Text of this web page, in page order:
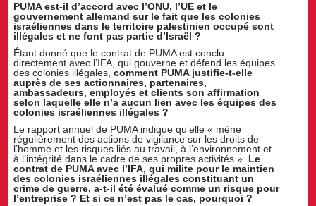
PUMA est-il d’accord avec l’ONU, l’UE et le
gouvernement allemand sur le fait que les colonies
israéliennes dans le territoire palestinien occupé sont
illégales et ne font pas partie d’Israël ?
Étant donné que le contrat de PUMA est conclu
directement avec l’IFA, qui gouverne et défend les équipes
des colonies illégales,comment PUMA justifie-t-elle
auprès de ses actionnaires, partenaires,
ambassadeurs, employés et clients son affirmation
selon laquelle elle n’a aucun lien avec les équipes des
colonies israéliennes illégales ?
Le rapport annuel de PUMA indique qu’elle « mène
régulièrement des actions de vigilance sur les droits de
l’homme et les risques liés au travail, à l’environnement et
à l’intégrité dans le cadre de ses propres activités ». Le
contrat de PUMA avec l’IFA, qui milite pour le maintien
des colonies israéliennes illégales constituant un
crime de guerre, a-t-il été évalué comme un risque pour
l’entreprise ? Et si ce n’est pas le cas, pourquoi ?